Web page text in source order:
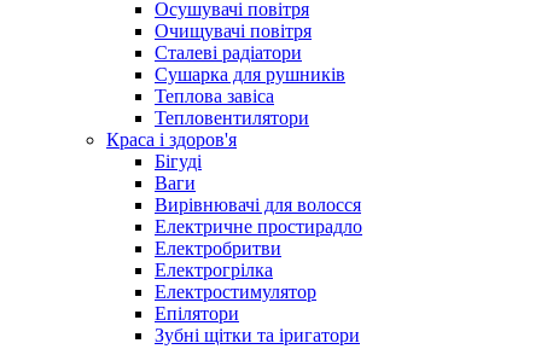
Осушувачі повітря
Очищувачі повітря
Сталеві радіатори
Сушарка для рушників
Теплова завіса
Тепловентилятори
Краса і здоров'я
Бігуді
Ваги
Вирівнювачі для волосся
Електричне простирадло
Електробритви
Електрогрілка
Електростимулятор
Епілятори
Зубні щітки та іригатори